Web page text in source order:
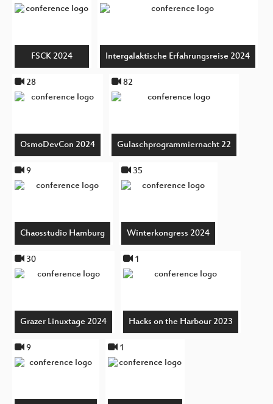
FSCK 2024 Intergalaktische Erfahrungsreise 2024
28
OsmoDevCon 2024
82
Gulaschprogrammiernacht 22
9
Chaosstudio Hamburg
35
Winterkongress 2024
30
Grazer Linuxtage 2024
1
Hacks on the Harbour 2023
9 1